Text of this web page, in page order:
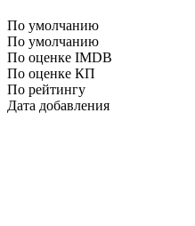
По умолчанию
По умолчанию
По оценке IMDB
По оценке КП
По рейтингу
Дата добавления